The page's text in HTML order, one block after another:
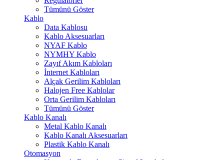
Tümünü Göster
Kablo
Data Kablosu
Kablo Aksesuarları
NYAF Kablo
NYMHY Kablo
Zayıf Akım Kabloları
İnternet Kabloları
Alçak Gerilim Kabloları
Halojen Free Kablolar
Orta Gerilim Kabloları
Tümünü Göster
Kablo Kanalı
Metal Kablo Kanalı
Kablo Kanalı Aksesuarları
Plastik Kablo Kanalı
Otomasyon